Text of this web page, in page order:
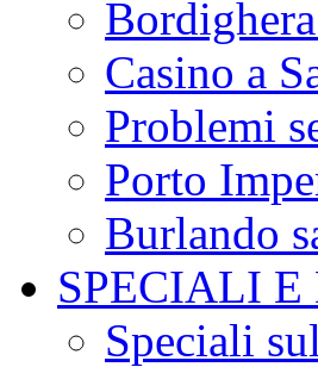
Casino a
Problemi
Porto
Burlando
SPECIALI E
Speciali